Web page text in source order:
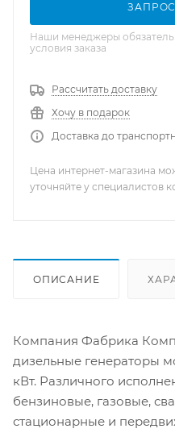
Наши менеджеры
условия заказа
Рассчитать доставку
Хочу в подарок
Доставка до
Цена интернет-магазина
уточняйте у специалистов
ОПИСАНИЕ
Компания Фабрика
дизельные генераторы
кВт. Различного
бензиновые, газовые,
стационарные и